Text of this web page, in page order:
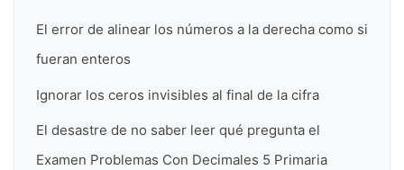
El error de alinear los números a la derecha como si
fueran enteros
Ignorar los ceros invisibles al final de la cifra
El desastre de no saber leer qué pregunta el
Examen Problemas Con Decimales 5 Primaria